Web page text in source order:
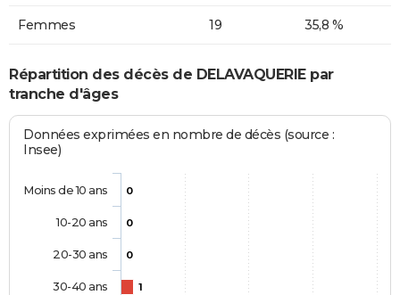
Femmes 19 35,8 %
Répartition des décès de DELAVAQUERIE par
tranche d'âges
Données exprimées en nombre de décès (source :
Insee)
0
0
0
1
Moins de 10 ans
10-20 ans
20-30 ans
30-40 ans